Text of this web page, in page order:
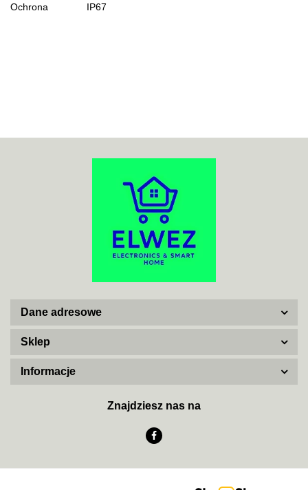
Ochrona
IP67
ACO
ADATA
AJAX SYSTEMS
Dane adresowe
Sklep
Informacje
Znajdziesz nas na